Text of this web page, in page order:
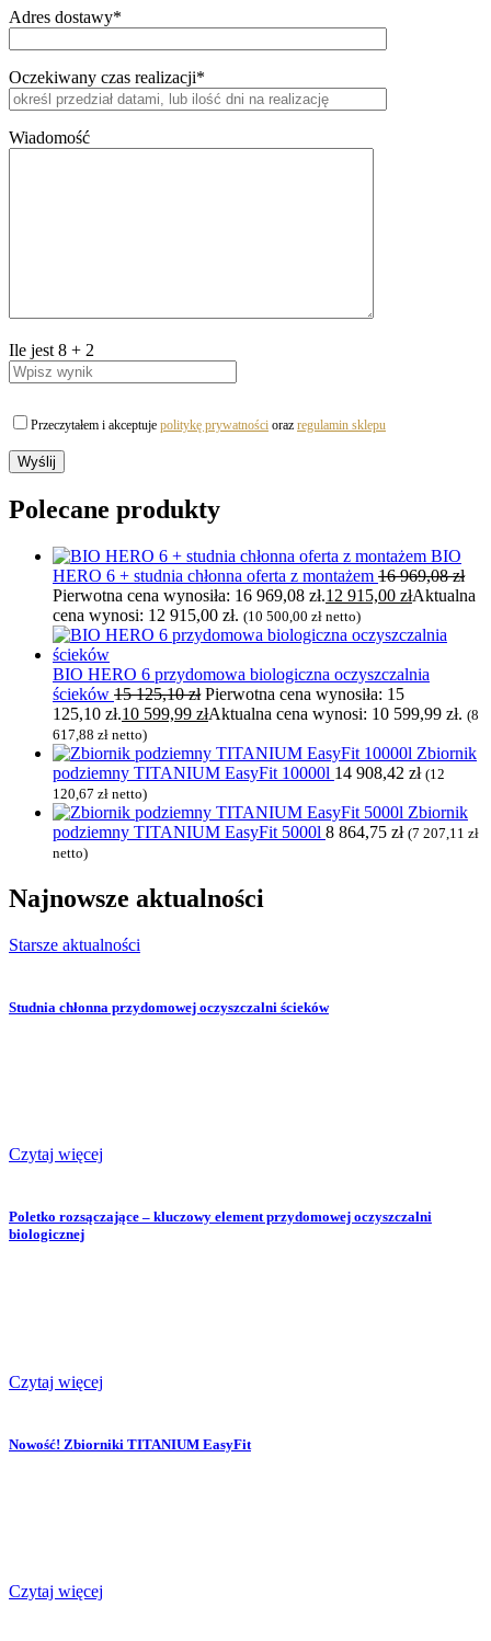
Adres dostawy*
Oczekiwany czas realizacji*
Wiadomość
Ile jest 8 + 2
Przeczytałem i akceptuje politykę prywatności oraz regulamin sklepu
Polecane produkty
BIO
HERO 6 + studnia chłonna oferta z montażem 16 969,08zł
Pierwotna cena wynosiła: 16 969,08 zł.12 915,00 złAktualna
cena wynosi: 12 915,00 zł. (10 500,00 zł netto)
BIO HERO 6 przydomowa biologiczna oczyszczalnia
ścieków 15 125,10zł Pierwotna cena wynosiła: 15
125,10 zł.10 599,99 złAktualna cena wynosi: 10 599,99 zł. (8
617,88 zł netto)
Zbiornik
podziemny TITANIUM EasyFit 10000l 14 908,42 zł (12
120,67 zł netto)
Zbiornik
podziemny TITANIUM EasyFit 5000l 8 864,75 zł (7 207,11 zł
netto)
Najnowsze aktualności
Starsze aktualności
Studnia chłonna przydomowej oczyszczalni ścieków
Czytaj więcej
Poletko rozsączające – kluczowy element przydomowej oczyszczalni
biologicznej
Czytaj więcej
Nowość! Zbiorniki TITANIUM EasyFit
Czytaj więcej